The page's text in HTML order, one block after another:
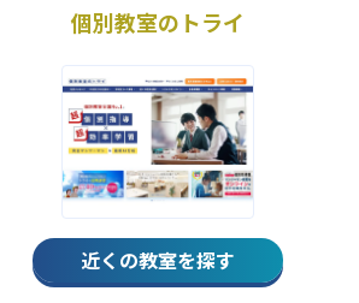
個別教室のトライ
近くの教室を探す